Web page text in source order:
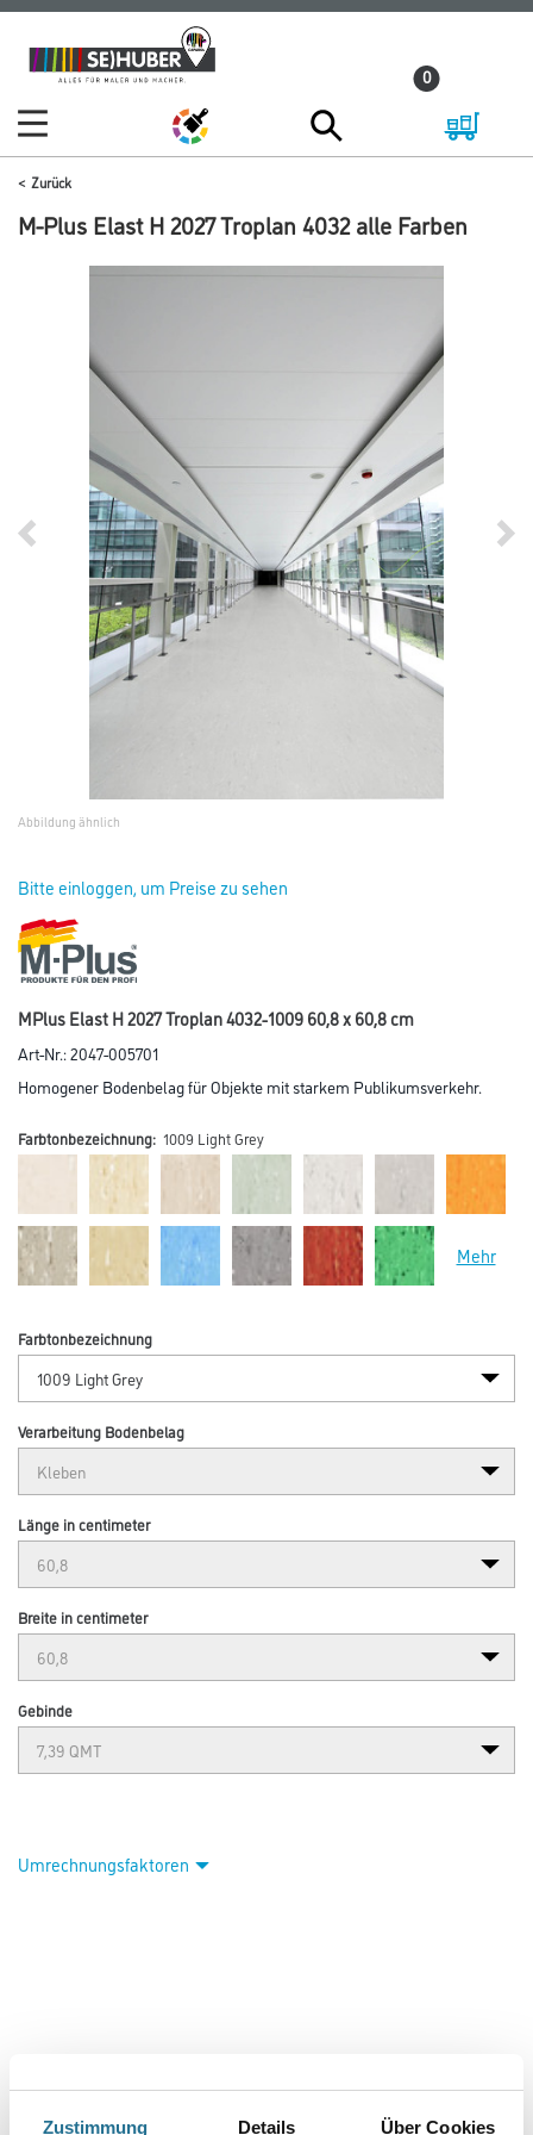
Zustimmung Details Über Cookies
Zum
Inhalt
Zum
Navigationsmenü
0
Zurück
M-Plus Elast H 2027 Troplan 4032 alle Farben
Abbildung ähnlich
Bitte einloggen, um Preise zu sehen
MPlus Elast H 2027 Troplan 4032-1009 60,8 x 60,8 cm
Art-Nr.:2047-005701
Homogener Bodenbelag für Objekte mit starkem Publikumsverkehr.
Farbtonbezeichnung: 1009 Light Grey
Mehr
Farbtonbezeichnung
Verarbeitung Bodenbelag
Länge in centimeter
Breite in centimeter
Gebinde
Umrechnungsfaktoren